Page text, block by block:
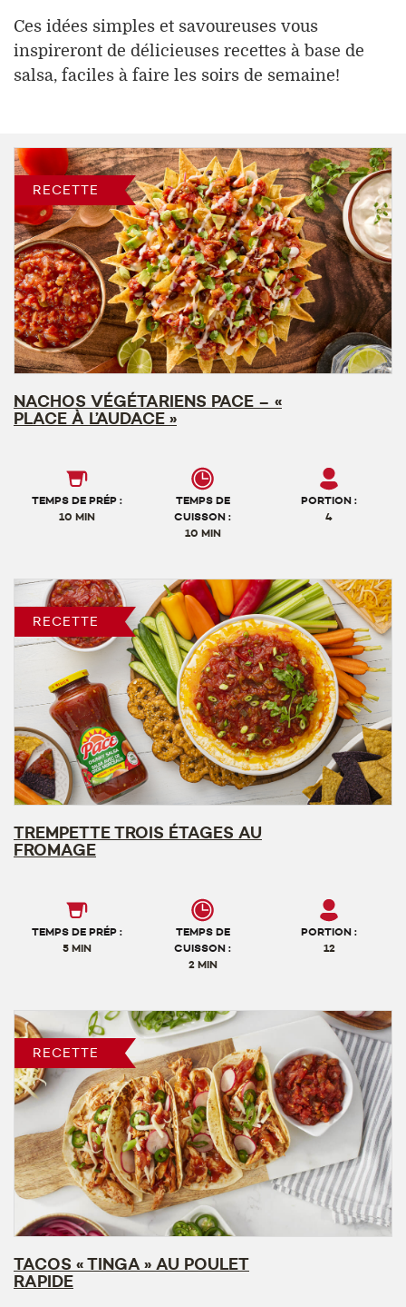
Ces idées simples et savoureuses vous
inspireront de délicieuses recettes à base de
salsa, faciles à faire les soirs de semaine!
RECETTE
NACHOS VÉGÉTARIENS PACE – «
PLACE À L’AUDACE »
TEMPS DE PRÉP :
10 MIN
TEMPS DE
CUISSON :
10 MIN
PORTION :
4
RECETTE
TREMPETTE TROIS ÉTAGES AU
FROMAGE
TEMPS DE PRÉP :
5 MIN
TEMPS DE
CUISSON :
2 MIN
PORTION :
12
RECETTE
TACOS « TINGA » AU POULET
RAPIDE